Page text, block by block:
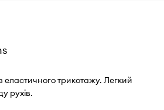
еластичного трикотажу. Легкий
рухів.